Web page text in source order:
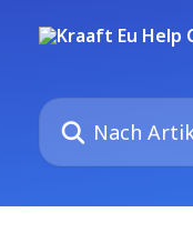
Nach Artikeln